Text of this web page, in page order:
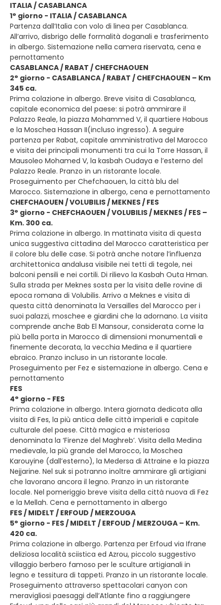
ITALIA / CASABLANCA
1° giorno - ITALIA / CASABLANCA
Partenza dall’Italia con volo di linea per Casablanca.
All’arrivo, disbrigo delle formalità doganali e trasferimento
in albergo. Sistemazione nella camera riservata, cena e
pernottamento
CASABLANCA / RABAT / CHEFCHAOUEN
2° giorno - CASABLANCA / RABAT / CHEFCHAOUEN – Km
345 ca.
Prima colazione in albergo. Breve visita di Casablanca,
capitale economica del paese: si potrà ammirare il
Palazzo Reale, la piazza Mohammed V, il quartiere Habous
e la Moschea Hassan II(incluso ingresso). A seguire
partenza per Rabat, capitale amministrativa del Marocco
e visita dei principali monumenti tra cui la Torre Hassan, il
Mausoleo Mohamed V, la kasbah Oudaya e l’esterno del
Palazzo Reale. Pranzo in un ristorante locale.
Proseguimento per Chefchaouen, la città blu del
Marocco. Sistemazione in albergo, cena e pernottamento
CHEFCHAOUEN / VOLUBILIS / MEKNES / FES
3° giorno - CHEFCHAOUEN / VOLUBILIS / MEKNES / FES –
Km. 300 ca.
Prima colazione in albergo. In mattinata visita di questa
unica suggestiva cittadina del Marocco caratteristica per
il colore blu delle case. Si potrà anche notare l’influenza
architettonica andalusa visibile nei tetti di tegole, nei
balconi pensili e nei cortili. Di rilievo la Kasbah Outa Hman.
Sulla strada per Meknes sosta per la visita delle rovine di
epoca romana di Volubilis. Arrivo a Meknes e visita di
questa città denominata la Versailles del Marocco per i
suoi palazzi, moschee e giardini che la adornano. La visita
comprende anche Bab El Mansour, considerata come la
più bella porta in Marocco di dimensioni monumentali e
finemente decorata, la vecchia Medina e il quartiere
ebraico. Pranzo incluso in un ristorante locale.
Proseguimento per Fez e sistemazione in albergo. Cena e
pernottamento
FES
4° giorno - FES
Prima colazione in albergo. Intera giornata dedicata alla
visita di Fes, la più antica delle città imperiali e capitale
culturale del paese. Città magica e misteriosa
denominata la ‘Firenze del Maghreb’. Visita della Medina
medievale, la più grande del Marocco, la Moschea
Karouyine (dall’esterno), la Medersa di Attraine e la piazza
Nejjarine. Nel suk si potranno inoltre ammirare gli artigiani
che lavorano ancora il legno. Pranzo in un ristorante
locale. Nel pomeriggio breve visita della città nuova di Fez
e la Mellah. Cena e pernottamento in albergo
FES / MIDELT / ERFOUD / MERZOUGA
5° giorno - FES / MIDELT / ERFOUD / MERZOUGA – Km.
420 ca.
Prima colazione in albergo. Partenza per Erfoud via Ifrane
deliziosa località sciistica ed Azrou, piccolo suggestivo
villaggio berbero famoso per le sculture artigianali in
legno e tessitura di tappeti. Pranzo in un ristorante locale.
Proseguimento attraverso spettacolari canyon con
meravigliosi paesaggi dell’Atlante fino a raggiungere